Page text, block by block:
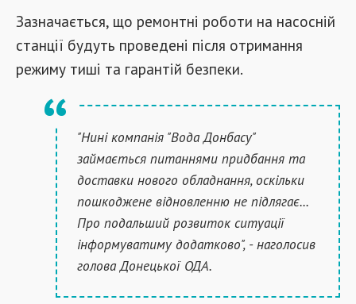
Зазначається, що ремонтні роботи на насосній
станції будуть проведені після отримання
режиму тиші та гарантій безпеки.
"Нині компанія "Вода Донбасу"
займається питаннями придбання та
доставки нового обладнання, оскільки
пошкоджене відновленню не підлягає...
Про подальший розвиток ситуації
інформуватиму додатково", - наголосив
голова Донецької ОДА.